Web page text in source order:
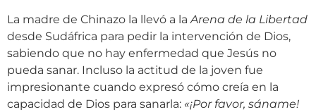
La madre de Chinazo la llevó a laArena de la Libertad
desde Sudáfrica para pedir la intervención de Dios,
sabiendo que no hay enfermedad que Jesús no
pueda sanar. Incluso la actitud de la joven fue
impresionante cuando expresó cómo creía en la
capacidad de Dios para sanarla: «¡Por favor, sáname!